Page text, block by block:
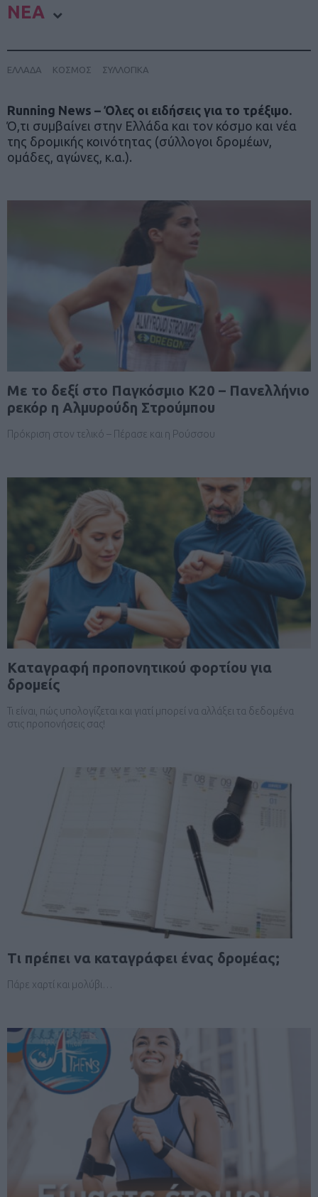
ΝΕΑ
ΕΛΛΑΔΑ ΚΟΣΜΟΣ ΣΥΛΛΟΓΙΚΑ
Running News – Όλες οι ειδήσεις για το τρέξιμο.
Ό,τι συμβαίνει στην Ελλάδα και τον κόσμο και νέα
της δρομικής κοινότητας (σύλλογοι δρομέων,
ομάδες, αγώνες, κ.α.).
Mε το δεξί στο Παγκόσμιο Κ20 – Πανελλήνιο
ρεκόρ η Αλμυρούδη Στρούμπου
Πρόκριση στον τελικό – Πέρασε και η Ρούσσου
Kαταγραφή προπονητικού φορτίου για
δρομείς
Τι είναι, πώς υπολογίζεται και γιατί μπορεί να αλλάξει τα δεδομένα
στις προπονήσεις σας!
Τι πρέπει να καταγράφει ένας δρομέας;
Πάρε χαρτί και μολύβι…